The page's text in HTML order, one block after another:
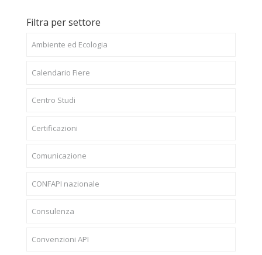
Filtra per settore
Ambiente ed Ecologia
Calendario Fiere
Centro Studi
Certificazioni
Comunicazione
CONFAPI nazionale
Consulenza
Convenzioni API